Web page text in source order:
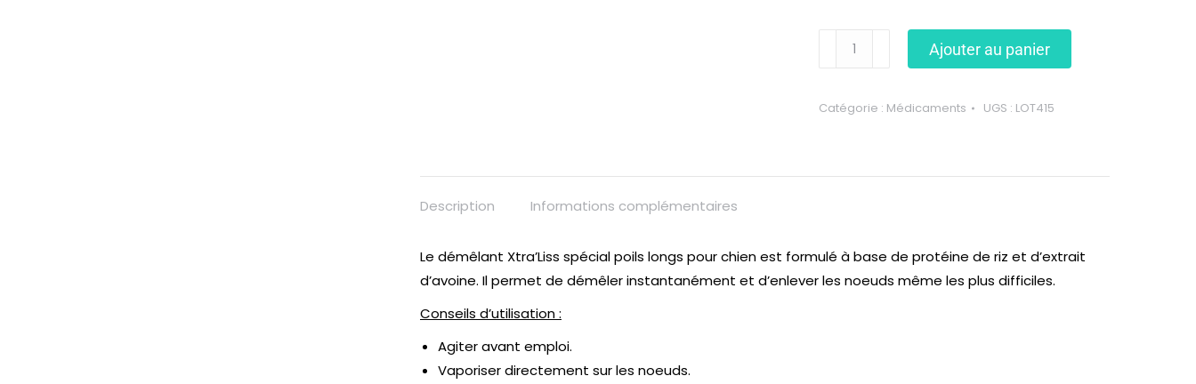
Ajouter au panier
Catégorie : Médicaments UGS : LOT415
Description Informations complémentaires
Le démêlant Xtra’Liss spécial poils longs pour chien est formulé à base de protéine de riz et d’extrait
d’avoine. Il permet de démêler instantanément et d’enlever les noeuds même les plus difficiles.
Conseils d’utilisation :
Agiter avant emploi.
Vaporiser directement sur les noeuds.